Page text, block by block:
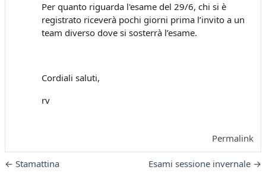
Per quanto riguarda l'esame del 29/6, chi si è
registrato riceverà pochi giorni prima l’invito a un
team diverso dove si sosterrà l’esame.
Cordiali saluti,
rv
Permalink
← Stamattina Esami sessione invernale →